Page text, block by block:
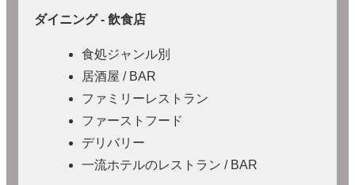
ダイニング - 飲食店
食処ジャンル別
居酒屋 / BAR
ファミリーレストラン
ファーストフード
デリバリー
一流ホテルのレストラン / BAR